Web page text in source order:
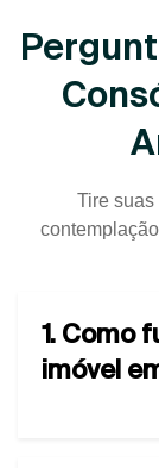
Tire
1. Como
imóvel